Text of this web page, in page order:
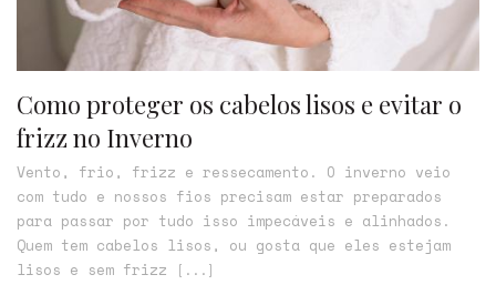
Como proteger os cabelos lisos e evitar o
frizz no Inverno
Vento, frio, frizz e ressecamento. O inverno veio
com tudo e nossos fios precisam estar preparados
para passar por tudo isso impecáveis e alinhados.
Quem tem cabelos lisos, ou gosta que eles estejam
lisos e sem frizz
[...]